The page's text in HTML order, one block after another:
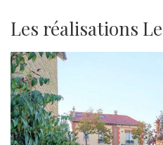
Les réalisations